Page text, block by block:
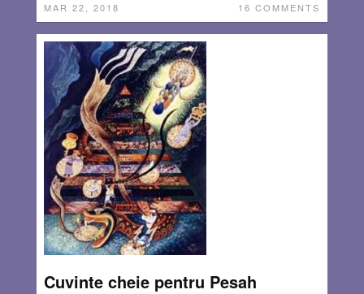
MAR 22, 2018 16 COMMENTS
Cuvinte cheie pentru Pesah